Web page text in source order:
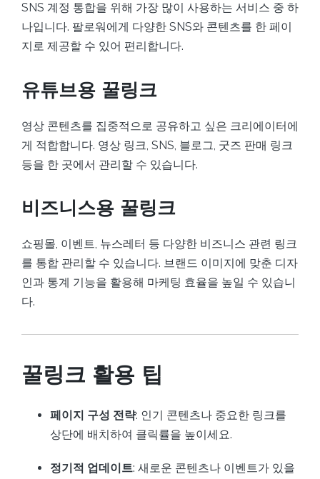
SNS 계정 통합을 위해 가장 많이 사용하는 서비스 중 하
나입니다. 팔로워에게 다양한 SNS와 콘텐츠를 한 페이
지로 제공할 수 있어 편리합니다.
유튜브용 꿀링크
영상 콘텐츠를 집중적으로 공유하고 싶은 크리에이터에
게 적합합니다. 영상 링크, SNS, 블로그, 굿즈 판매 링크
등을 한 곳에서 관리할 수 있습니다.
비즈니스용 꿀링크
쇼핑몰, 이벤트, 뉴스레터 등 다양한 비즈니스 관련 링크
를 통합 관리할 수 있습니다. 브랜드 이미지에 맞춘 디자
인과 통계 기능을 활용해 마케팅 효율을 높일 수 있습니
다.
꿀링크 활용 팁
페이지 구성 전략: 인기 콘텐츠나 중요한 링크를
상단에 배치하여 클릭률을 높이세요.
정기적 업데이트: 새로운 콘텐츠나 이벤트가 있을